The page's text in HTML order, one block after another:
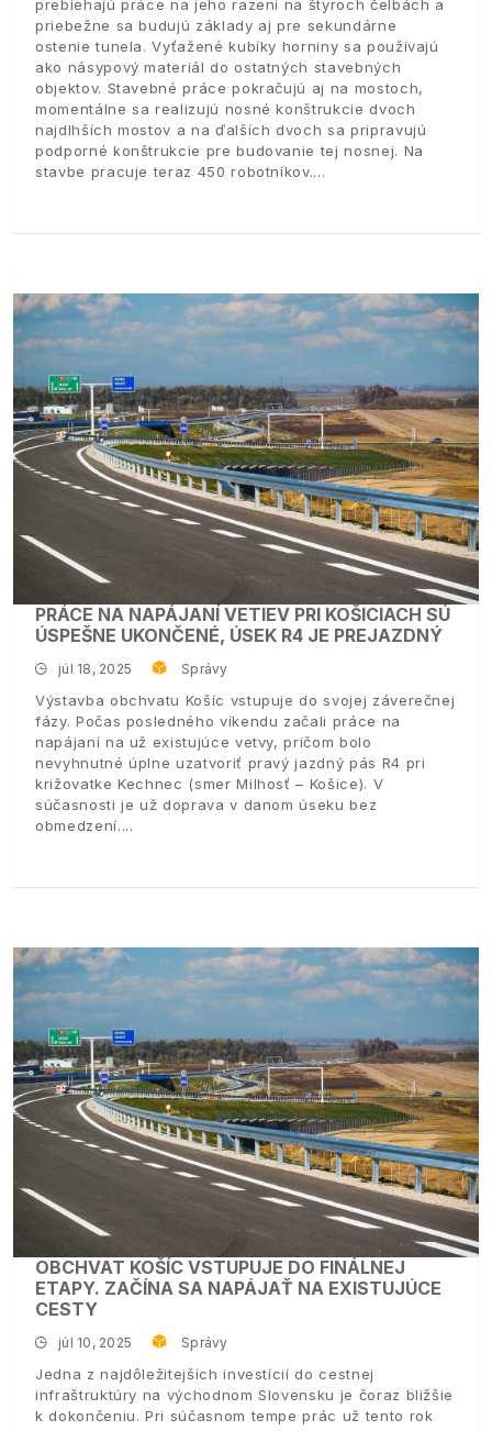
prebiehajú práce na jeho razení na štyroch čelbách a
priebežne sa budujú základy aj pre sekundárne
ostenie tunela. Vyťažené kubíky horniny sa používajú
ako násypový materiál do ostatných stavebných
objektov. Stavebné práce pokračujú aj na mostoch,
momentálne sa realizujú nosné konštrukcie dvoch
najdlhších mostov a na ďalších dvoch sa pripravujú
podporné konštrukcie pre budovanie tej nosnej. Na
stavbe pracuje teraz 450 robotníkov.
PRÁCE NA NAPÁJANÍ VETIEV PRI KOŠICIACH SÚ
ÚSPEŠNE UKONČENÉ, ÚSEK R4 JE PREJAZDNÝ
júl 18, 2025 Správy
Výstavba obchvatu Košíc vstupuje do svojej záverečnej
fázy. Počas posledného víkendu začali práce na
napájaní na už existujúce vetvy, pričom bolo
nevyhnutné úplne uzatvoriť pravý jazdný pás R4 pri
križovatke Kechnec (smer Milhosť – Košice). V
súčasnosti je už doprava v danom úseku bez
obmedzení.
OBCHVAT KOŠÍC VSTUPUJE DO FINÁLNEJ
ETAPY. ZAČÍNA SA NAPÁJAŤ NA EXISTUJÚCE
CESTY
júl 10, 2025 Správy
Jedna z najdôležitejších investícií do cestnej
infraštruktúry na východnom Slovensku je čoraz bližšie
k dokončeniu. Pri súčasnom tempe prác už tento rok